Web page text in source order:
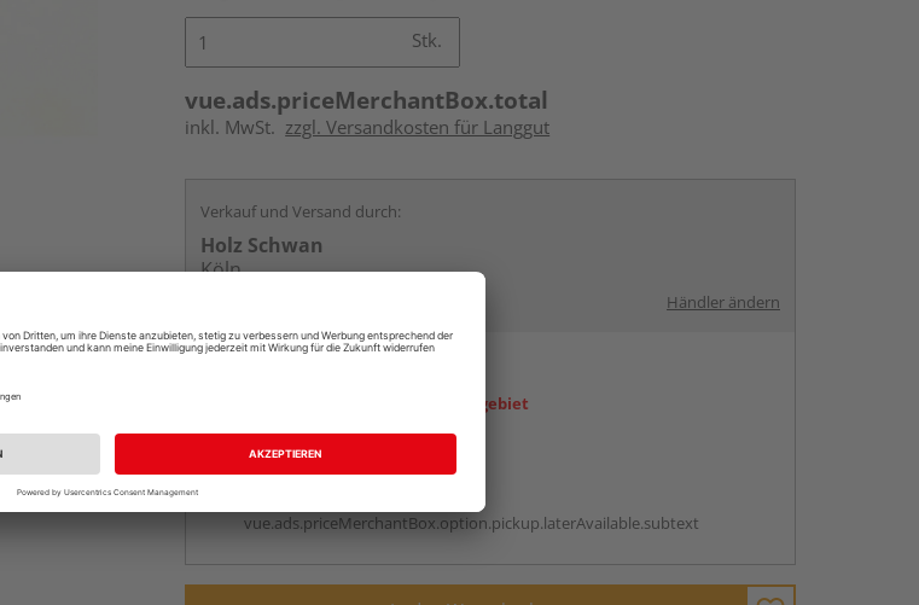
Stk.
vue.ads.priceMerchantBox.total
inkl. MwSt. zzgl. Versandkosten für Langgut
Verkauf und Versand durch:
Holz Schwan
Köln
Händler ändern
Ihr Standort ist nicht im Liefergebiet
vue.ads.priceMerchantBox.option.pickup.laterAvailable.subtext